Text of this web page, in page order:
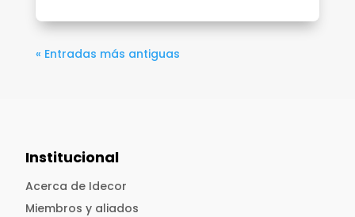
« Entradas más antiguas
Institucional
Acerca de Idecor
Miembros y aliados